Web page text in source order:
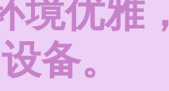
境优雅
备。